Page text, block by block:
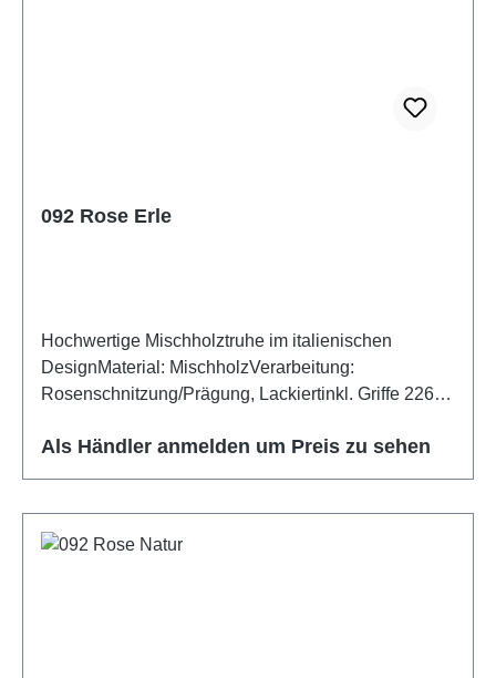
092 Rose Erle
Hochwertige Mischholztruhe im italienischen
DesignMaterial: MischholzVerarbeitung:
Rosenschnitzung/Prägung, Lackiertinkl. Griffe 226
Als Händler anmelden um Preis zu sehen